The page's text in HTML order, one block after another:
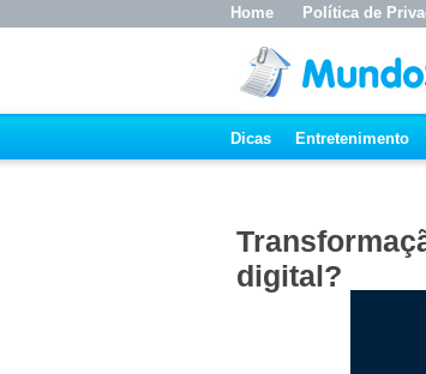
Home Política de
Dicas Entretenimento
digital?